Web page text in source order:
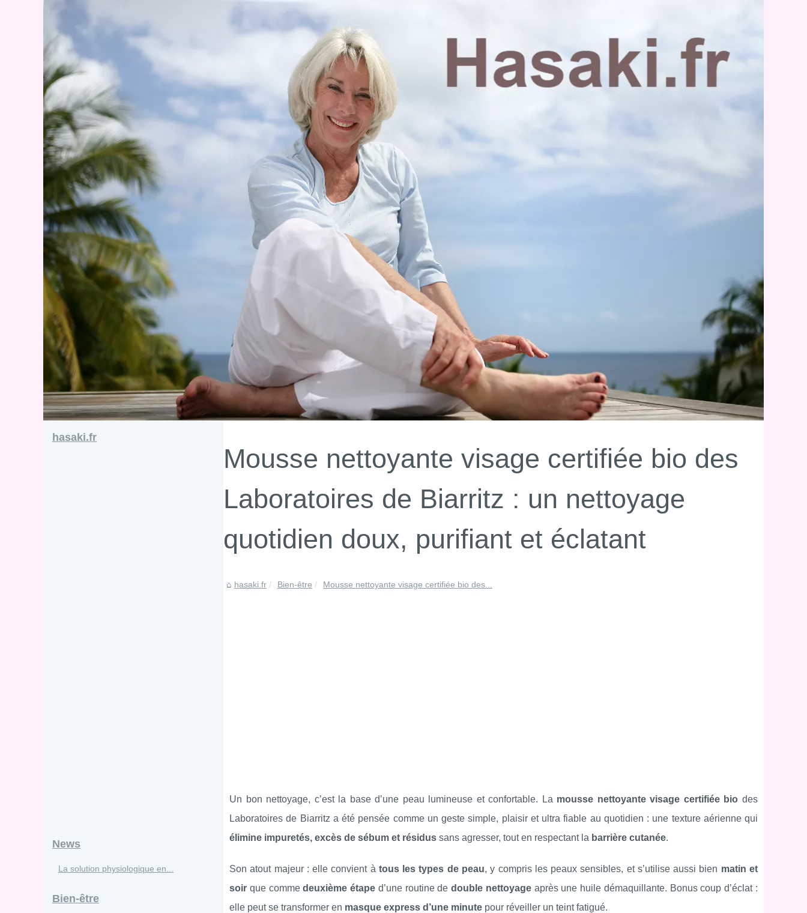
Mousse nettoyante visage certifiée bio des
Laboratoires de Biarritz : un nettoyage
quotidien doux, purifiant et éclatant
hasaki.fr Bien-être Mousse nettoyante visage certifiée bio des...
Un bon nettoyage, c’est la base d’une peau lumineuse et confortable. La mousse nettoyante visage certifiée bio des
Laboratoires de Biarritz a été pensée comme un geste simple, plaisir et ultra fiable au quotidien : une texture aérienne qui
élimine impuretés, excès de sébum et résidus sans agresser, tout en respectant la barrière cutanée.
Son atout majeur : elle convient à tous les types de peau, y compris les peaux sensibles, et s’utilise aussi bien matin et
soir que commedeuxième étape d’une routine dedouble nettoyageaprès une huile démaquillante. Bonus coup d’éclat :
elle peut se transformer en masque express d’une minute pour réveiller un teint fatigué.
hasaki.fr
News
La solution physiologique en...
Bien-être